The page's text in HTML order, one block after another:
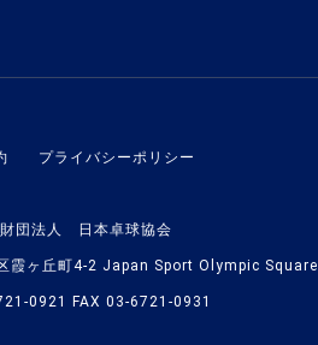
プライバシーポリシー
団法人 日本卓球協会
霞ヶ丘町4-2 Japan Sport Olympic Square
0921 FAX 03-6721-0931